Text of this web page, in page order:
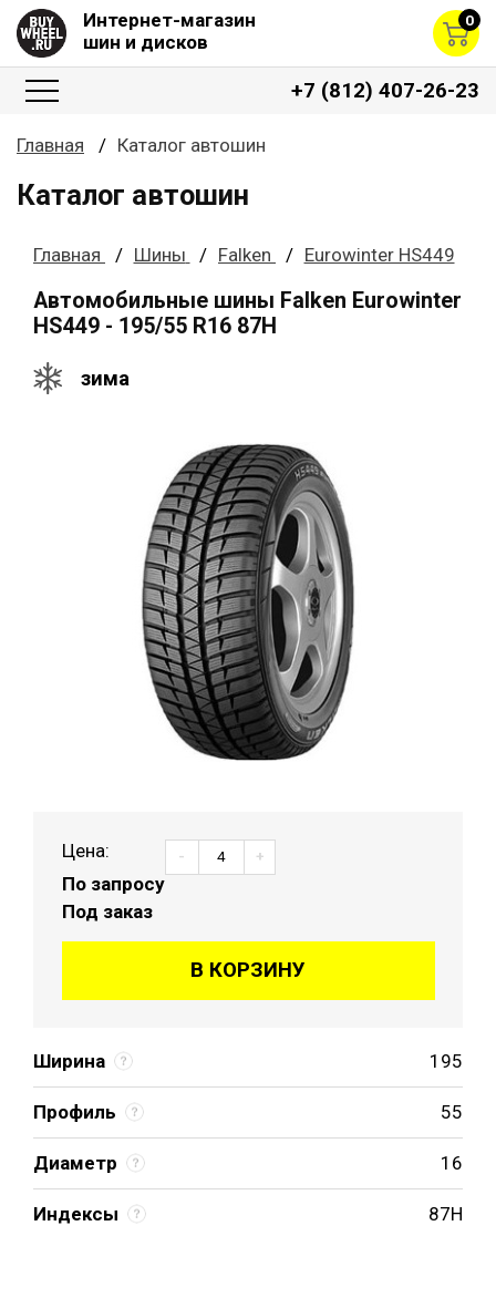
Интернет-магазин
шин и дисков
0
+7 (812) 407-26-23
Главная Каталог автошин
Каталог автошин
Главная Шины Falken Eurowinter HS449
Автомобильные шины Falken Eurowinter
HS449 - 195/55 R16 87H
зима
Ширина 195
Профиль 55
Диаметр 16
Индексы 87H
Цена:
По запросу
Под заказ
- +
В КОРЗИНУ